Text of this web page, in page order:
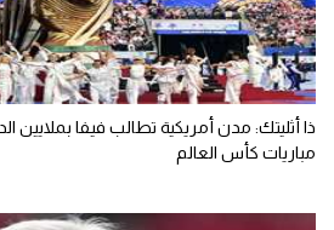
ذا أثليتك: مدن أمريكية تطالب فيفا بملايين
مباريات كأس العالم